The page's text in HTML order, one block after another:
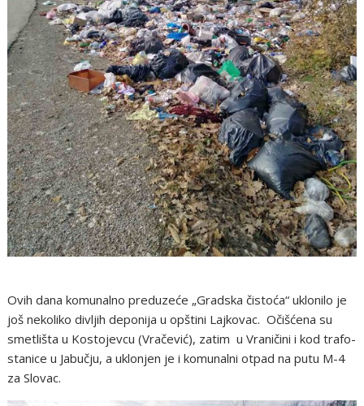
Ovih dana komunalno preduzeće „Gradska čistoća“ uklonilo je
još nekoliko divljih deponija u opštini Lajkovac. Očišćena su
smetlišta u Kostojevcu (Vračević), zatim u Vraničini i kod trafo-
stanice u Jabučju, a uklonjen je i komunalni otpad na putu M-4
za Slovac.